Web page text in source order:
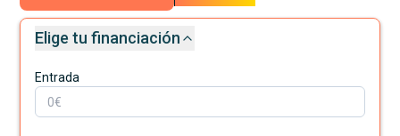
Elige tu financiación
Entrada